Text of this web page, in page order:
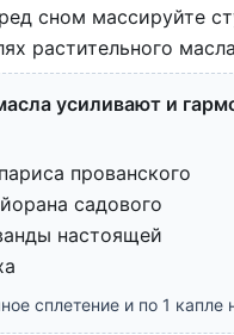
сном массируйте
растительного
усиливают и
прованского
садового
настоящей
сплетение и по 1